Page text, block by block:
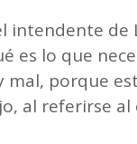
intendente de
es lo que
mal, porque
al referirse